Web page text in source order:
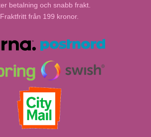
betalning och snabb frakt.
Fraktfritt från 199 kronor.